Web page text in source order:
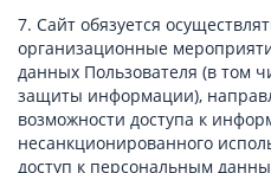
7. Сайт обязуется
организационные
данных Пользователя (в том
защиты информации),
возможности доступа к
несанкционированного
доступ к персональным